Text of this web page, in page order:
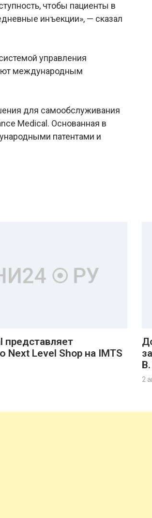
чтобы пациенты в
инъекции», — сказал
управления
международным
для самообслуживания
Medical. Основанная в
патентами и
представляет
Next Level Shop на IMTS
2